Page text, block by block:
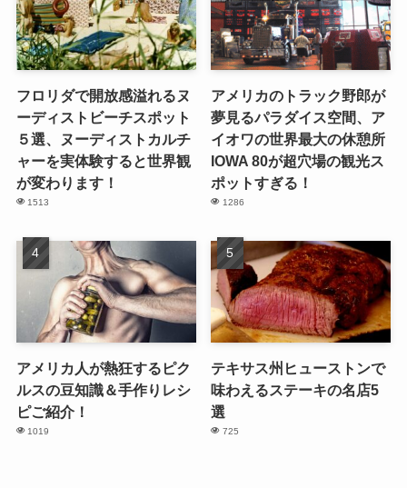
フロリダで開放感溢れるヌ
ーディストビーチスポット
５選、ヌーディストカルチ
ャーを実体験すると世界観
が変わります！
1513
アメリカのトラック野郎が
夢見るパラダイス空間、ア
イオワの世界最大の休憩所
IOWA 80が超穴場の観光ス
ポットすぎる！
1286
アメリカ人が熱狂するピク
ルスの豆知識＆手作りレシ
ピご紹介！
1019
テキサス州ヒューストンで
味わえるステーキの名店5
選
725